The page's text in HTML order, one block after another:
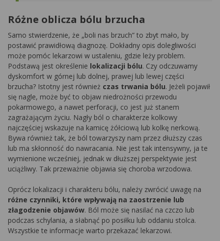
Różne oblicza bólu brzucha
Samo stwierdzenie, że „boli nas brzuch” to zbyt mało, by
postawić prawidłową diagnozę. Dokładny opis dolegliwości
może pomóc lekarzowi w ustaleniu, gdzie leży problem.
Podstawą jest określenie lokalizacji bólu. Czy odczuwamy
dyskomfort w górnej lub dolnej, prawej lub lewej części
brzucha? Istotny jest również czas trwania bólu. Jeżeli pojawił
się nagle, może być to objaw niedrożności przewodu
pokarmowego, a nawet perforacji, co jest już stanem
zagrażającym życiu. Nagły ból o charakterze kolkowy
najczęściej wskazuje na kamicę żółciową lub kolkę nerkową.
Bywa również tak, że ból towarzyszy nam przez dłuższy czas
lub ma skłonność do nawracania. Nie jest tak intensywny, ja te
wymienione wcześniej, jednak w dłuższej perspektywie jest
uciążliwy. Tak przeważnie objawia się choroba wrzodowa.
Oprócz lokalizacji i charakteru bólu, należy zwrócić uwagę na
różne czynniki, które wpływają na zaostrzenie lub
złagodzenie objawów. Ból może się nasilać na czczo lub
podczas schylania, a słabnąć po posiłku lub oddaniu stolca.
Wszystkie te informacje warto przekazać lekarzowi.